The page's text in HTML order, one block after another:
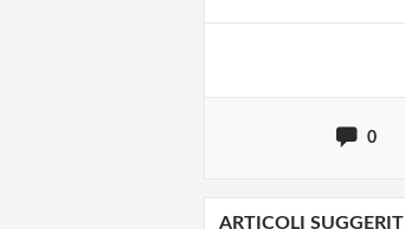
0
ARTICOLI SUGGERITI